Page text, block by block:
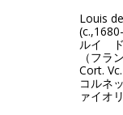
Louis
ルイ
（フラ
Cort.
コルネ
ァイオ